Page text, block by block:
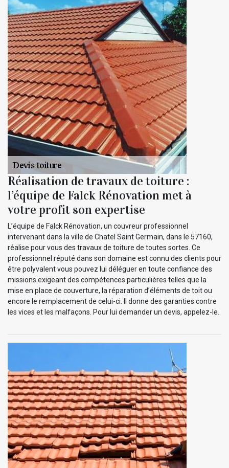
Réalisation de travaux de toiture :
l’équipe de Falck Rénovation met à
votre profit son expertise
L’équipe de Falck Rénovation, un couvreur professionnel
intervenant dans la ville de Chatel Saint Germain, dans le 57160,
réalise pour vous des travaux de toiture de toutes sortes. Ce
professionnel réputé dans son domaine est connu des clients pour
être polyvalent vous pouvez lui déléguer en toute confiance des
missions exigeant des compétences particulières telles que la
mise en place de couverture, la réparation d’éléments de toit ou
encore le remplacement de celui-ci. Il donne des garanties contre
les vices et les malfaçons. Pour lui demander un devis, appelez-le.